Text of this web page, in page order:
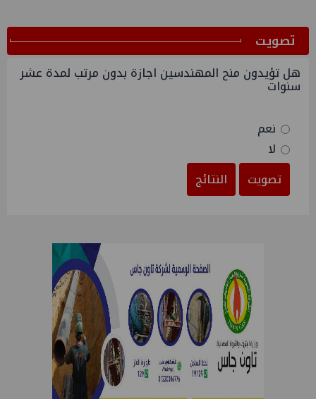
ﺗﺼﻮﻳﺖ
هل تؤيدون منح المهندسين اجازة بدون مرتب لمدة عشر
سنوات
نعم
لا
تصويت
النتائج